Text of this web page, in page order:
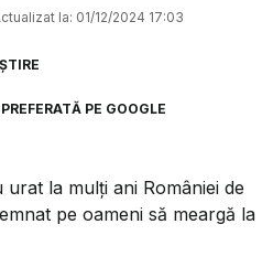
la: 01/12/2024 17:03
PE GOOGLE
la mulți ani României de
pe oameni să meargă la